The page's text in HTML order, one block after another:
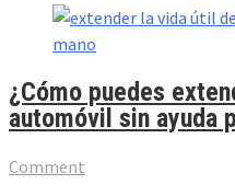
¿Cómo puedes
automóvil sin ayuda
Comment